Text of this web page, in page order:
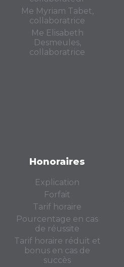
Me Myriam Tabet,
collaboratrice
Me Elisabeth
Desmeules,
collaboratrice
Honoraires
Explication
Forfait
Tarif horaire
Pourcentage en cas
de réussite
Tarif horaire réduit et
bonus en cas de
succès